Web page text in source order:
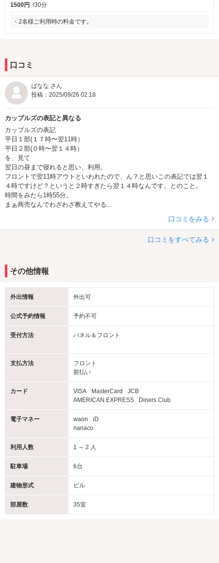
1500円 /30分
・2名様ご利用時の料金です。
口コミ
ばなな さん
投稿：2025/09/26 02:18
カップルズの表記と異なる
カップルズの表記
平日１部(１７時〜翌11時）
平日２部(０時〜翌１４時）
を、見て
翌日の昼まで寝れると思い、利用。
フロントで翌11時アウトといわれたので、ん？と思いこの表記では翌１
４時ですけど？というと２時すぎたら翌１４時なんです。とのこと。
時間をみたら1時55分。
まぁ商売なんでわざわざ教えてやる...
口コミをみる
口コミをすべてみる
その他情報
外出情報 外出可
公式予約情報 予約不可
受付方法 パネル＆フロント
支払方法
フロント
前払い
カード VISA MasterCard
JCB
AMERICAN EXPRESS
Diners Club
電子マネー waon
iD
nanaco
利用人数 1 ～ 2 人
駐車場 6台
建物形式 ビル
部屋数 35室